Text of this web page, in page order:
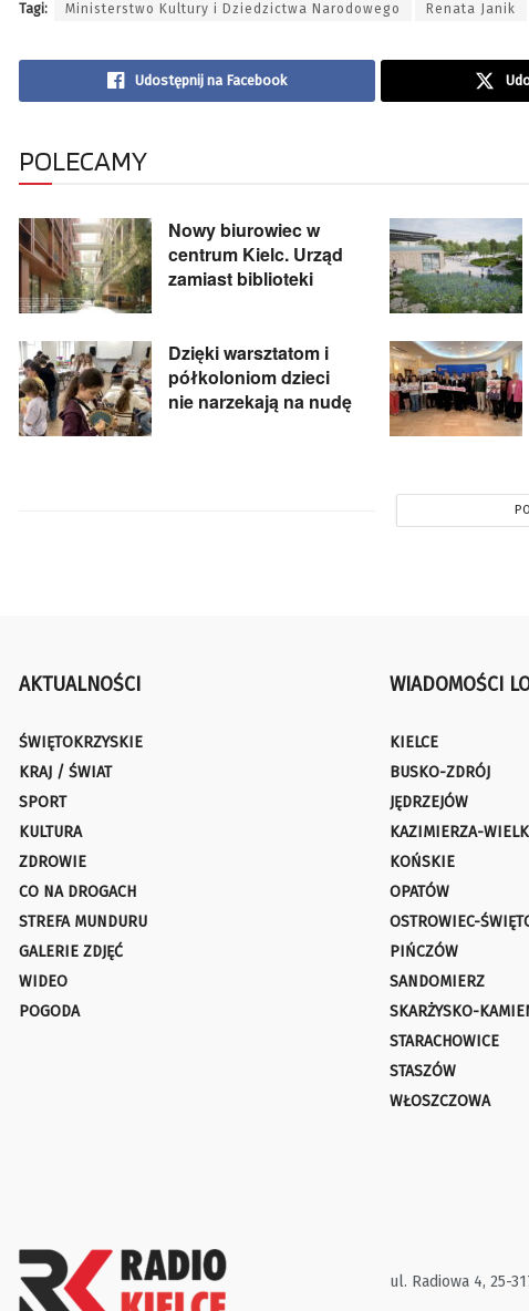
Tagi: Ministerstwo Kultury i Dziedzictwa Narodowego Renata Janik
Udostępnij na Facebook
POLECAMY
Nowy biurowiec w
centrum Kielc. Urząd
zamiast biblioteki
Dzięki warsztatom i
półkoloniom dzieci
nie narzekają na nudę
AKTUALNOŚCI
ŚWIĘTOKRZYSKIE
KRAJ / ŚWIAT
SPORT
KULTURA
ZDROWIE
CO NA DROGACH
STREFA MUNDURU
GALERIE ZDJĘĆ
WIDEO
POGODA
WIADOMOŚCI
KIELCE
BUSKO-ZDRÓJ
JĘDRZEJÓW
KAZIMIERZA-
KOŃSKIE
OPATÓW
OSTROWIEC-
PIŃCZÓW
SANDOMIERZ
SKARŻYSKO-
STARACHOWICE
STASZÓW
WŁOSZCZOWA
ul. Radiowa 4, 25-